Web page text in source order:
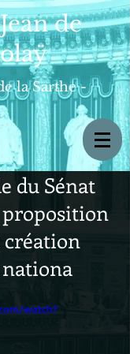
de
la Sarthe -
du Sénat
nationa
watch?